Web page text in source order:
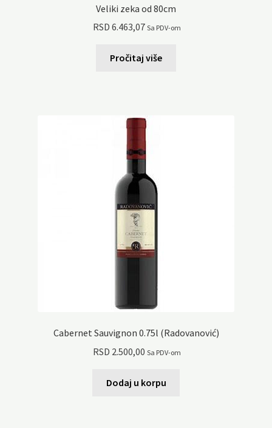
Veliki zeka od 80cm
RSD 6.463,07 Sa PDV-om
Pročitaj više
Cabernet Sauvignon 0.75l (Radovanović)
RSD 2.500,00 Sa PDV-om
Dodaj u korpu